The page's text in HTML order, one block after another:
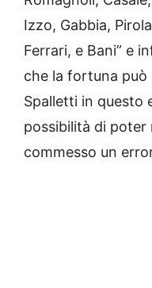
Izzo, Gabbia,
Ferrari, e Bani” e
che la fortuna può
Spalletti in questo
possibilità di poter
commesso un